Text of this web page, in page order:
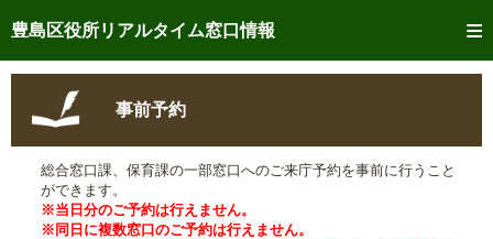
豊島区役所リアルタイム窓口情報
トップページへ
ご利用方法
事前予約
予約状況確認
リアルタイム窓口混雑状況
事前予約
総合窓口課、保育課の一部窓口へのご来庁予約を事前に行うこと
ができます。
※当日分のご予約は行えません。
※同日に複数窓口のご予約は行えません。